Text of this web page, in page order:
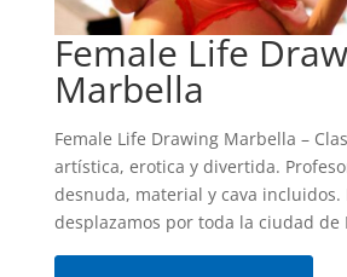
Female Life
Marbella
Female Life Drawing Marbella –
artística, erotica y divertida.
desnuda, material y cava incluidos.
desplazamos por toda la ciudad de